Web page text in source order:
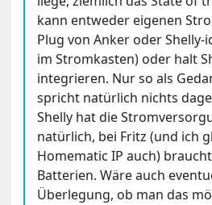
kann entweder eigenen
Plug von Anker oder Shelly-
im Stromkasten) oder halt
integrieren. Nur so als
spricht natürlich nichts
Shelly hat die
natürlich, bei Fritz (und ich
Homematic IP auch)
Batterien. Wäre auch
Überlegung, ob man das